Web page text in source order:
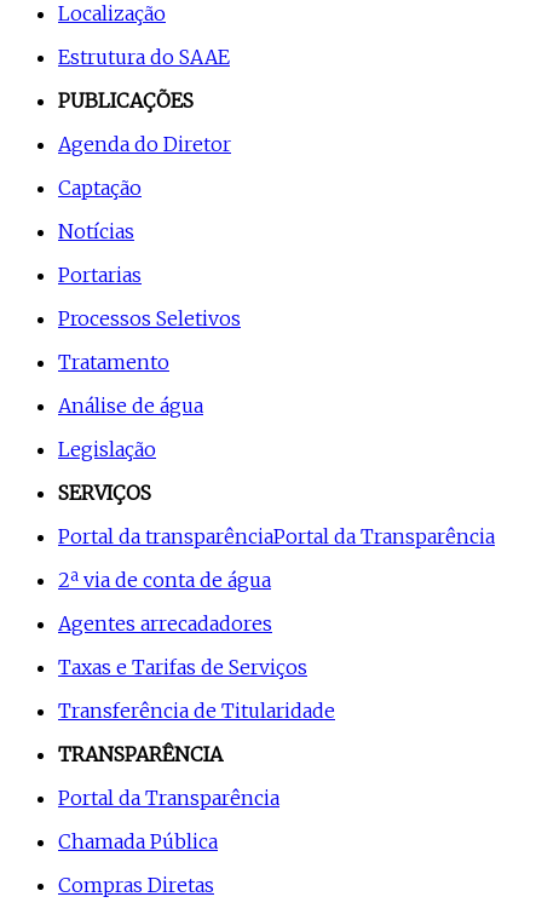
Localização
Estrutura do SAAE
PUBLICAÇÕES
Agenda do Diretor
Captação
Notícias
Portarias
Processos Seletivos
Tratamento
Análise de água
Legislação
SERVIÇOS
Portal da transparênciaPortal da Transparência
2ª via de conta de água
Agentes arrecadadores
Taxas e Tarifas de Serviços
Transferência de Titularidade
TRANSPARÊNCIA
Portal da Transparência
Chamada Pública
Compras Diretas